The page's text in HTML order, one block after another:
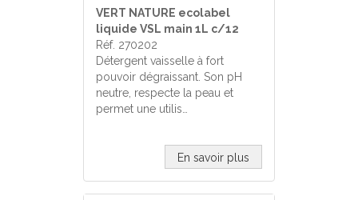
VERT NATURE ecolabel
liquide VSL main 1L c/12
Réf. 270202
Détergent vaisselle à fort
pouvoir dégraissant. Son pH
neutre, respecte la peau et
permet une utilis…
En savoir plus